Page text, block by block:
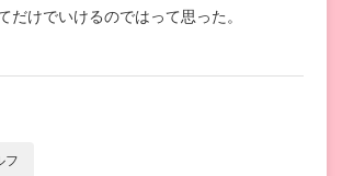
だけでいけるのではって思った。
フ